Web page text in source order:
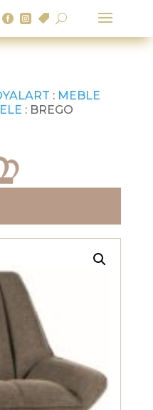
   U
: MEBLE
: BREGO